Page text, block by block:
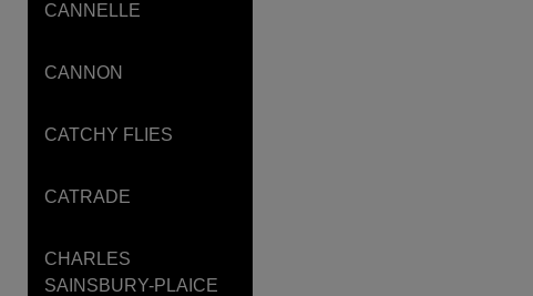
CANNELLE
CANNON
CATCHY FLIES
CATRADE
CHARLES
SAINSBURY-PLAICE